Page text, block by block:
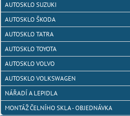
AUTOSKLO SUZUKI
AUTOSKLO ŠKODA
AUTOSKLO TATRA
AUTOSKLO TOYOTA
AUTOSKLO VOLVO
AUTOSKLO VOLKSWAGEN
NÁŘADÍ A LEPIDLA
MONTÁŽ ČELNÍHO SKLA - OBJEDNÁVKA